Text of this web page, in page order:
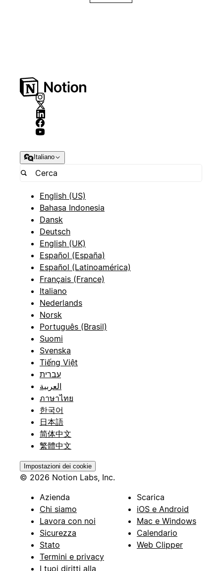
Italiano
English (US)
Bahasa Indonesia
Dansk
Deutsch
English (UK)
Español (España)
Español (Latinoamérica)
Français (France)
Italiano
Nederlands
Norsk
Português (Brasil)
Suomi
Svenska
Tiếng Việt
עברית
العربية
ภาษาไทย
한국어
日本語
简体中文
繁體中文
Impostazioni dei cookie
© 2026 Notion Labs, Inc.
Azienda
Chi siamo
Lavora con noi
Sicurezza
Stato
Termini e privacy
I tuoi diritti alla
Scarica
iOS e Android
Mac e Windows
Calendario
Web Clipper